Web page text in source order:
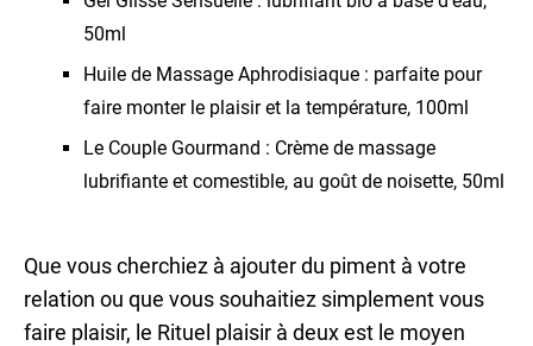
50ml
Huile de Massage Aphrodisiaque : parfaite pour
faire monter le plaisir et la température, 100ml
Le Couple Gourmand : Crème de massage
lubrifiante et comestible, au goût de noisette, 50ml
Que vous cherchiez à ajouter du piment à votre
relation ou que vous souhaitiez simplement vous
faire plaisir, le Rituel plaisir à deux est le moyen